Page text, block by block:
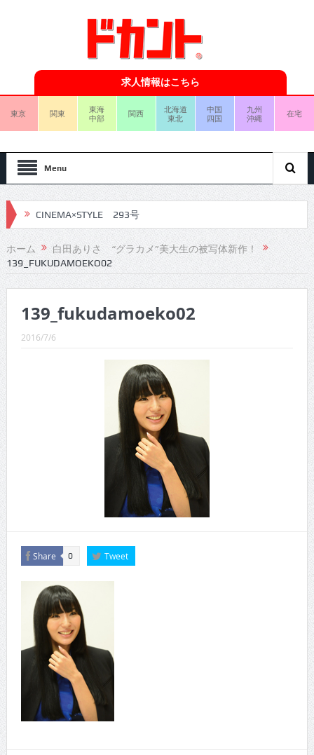
求人情報はこちら
東京 関東
東海
中部
関西
北海道
東北
中国
四国
九州
沖縄
在宅
Menu
CINEMA×STYLE 293号
CINEMA×STYLE 292号
CINEMA×STYLE 291号
CINEMA×STYLE 289号
CINEMA×STYLE 287号
CINEMA×STYLE 286号
CINEMA×STYLE 285号
CINEMA×STYLE 294号
ホーム
白田ありさ “グラカメ”美大生の被写体新作！
139_FUKUDAMOEKO02
139_fukudamoeko02
2016/7/6
Share 0 Tweet